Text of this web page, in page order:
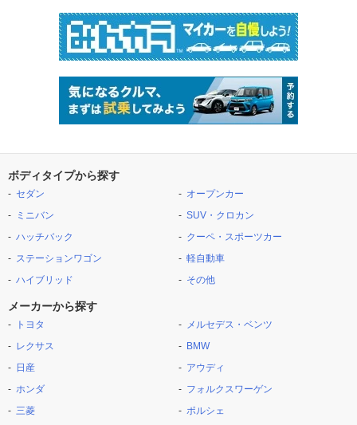
ボディタイプから探す
セダン
ミニバン
ハッチバック
ステーションワゴン
ハイブリッド
オープンカー
SUV・クロカン
クーペ・スポーツカー
軽自動車
その他
メーカーから探す
トヨタ
レクサス
日産
ホンダ
三菱
メルセデス・ベンツ
BMW
アウディ
フォルクスワーゲン
ポルシェ